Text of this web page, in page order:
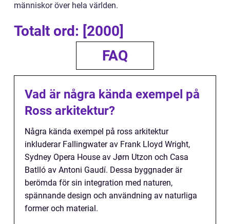
människor över hela världen.
Totalt ord: [2000]
FAQ
Vad är några kända exempel på
Ross arkitektur?
Några kända exempel på ross arkitektur
inkluderar Fallingwater av Frank Lloyd Wright,
Sydney Opera House av Jørn Utzon och Casa
Batlló av Antoni Gaudí. Dessa byggnader är
berömda för sin integration med naturen,
spännande design och användning av naturliga
former och material.